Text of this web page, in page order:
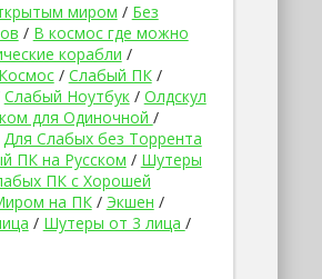
миром / Без
/ В космос где можно
корабли /
Космос/ Слабый ПК/
Слабый Ноутбук/ Олдскул
для Одиночной /
Для Слабых без Торрента
ПК на Русском / Шутеры
ПК с Хорошей
на ПК/ Экшен /
/ Шутеры от 3 лица /